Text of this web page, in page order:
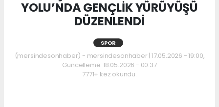
YOLU’NDA GENÇLİK YÜRÜYÜŞÜ
DÜZENLENDİ
SPOR
(mersindesonhaber) - mersindesonhaber | 17.05.2026 - 19:00,
Güncelleme: 18.05.2026 - 00:37
7771+ kez okundu.